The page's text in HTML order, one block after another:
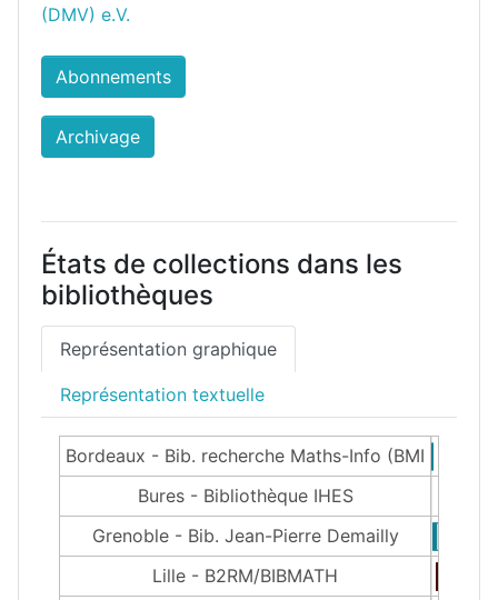
(DMV) e.V.
Abonnements
Archivage
États de collections dans les
bibliothèques
Représentation graphique
Représentation textuelle
Bordeaux - Bib. recherche Maths-Info (BMI
Bures - Bibliothèque IHES
Grenoble - Bib. Jean-Pierre Demailly
Lille - B2RM/BIBMATH